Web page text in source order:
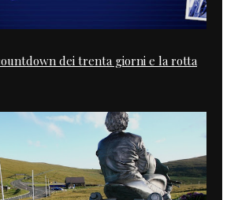
dei trenta giorni e la rotta